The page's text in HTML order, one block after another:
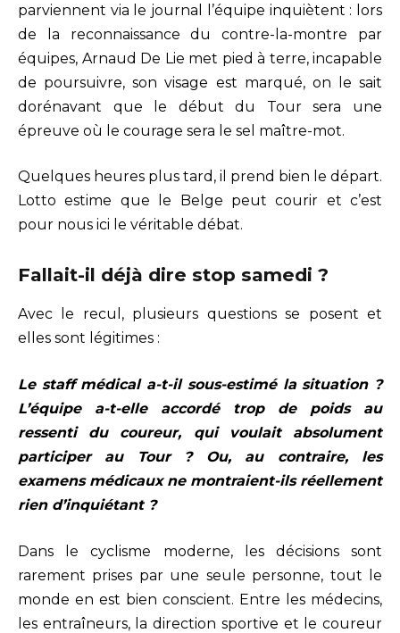
parviennent via le journal l’équipe inquiètent : lors
de la reconnaissance du contre-la-montre par
équipes, Arnaud De Lie met pied à terre, incapable
de poursuivre, son visage est marqué, on le sait
dorénavant que le début du Tour sera une
épreuve où le courage sera le sel maître-mot.
Quelques heures plus tard, il prend bien le départ.
Lotto estime que le Belge peut courir et c’est
pour nous ici le véritable débat.
Fallait-il déjà dire stop samedi ?
Avec le recul, plusieurs questions se posent et
elles sont légitimes :
Le staff médical a-t-il sous-estimé la situation ?
L’équipe a-t-elle accordé trop de poids au
ressenti du coureur, qui voulait absolument
participer au Tour ? Ou, au contraire, les
examens médicaux ne montraient-ils réellement
rien d’inquiétant ?
Dans le cyclisme moderne, les décisions sont
rarement prises par une seule personne, tout le
monde en est bien conscient. Entre les médecins,
les entraîneurs, la direction sportive et le coureur